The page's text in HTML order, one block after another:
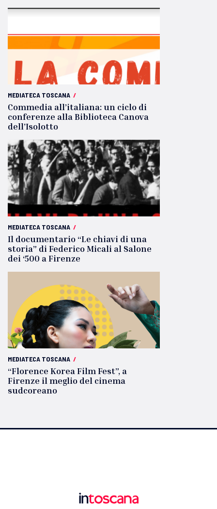
MEDIATECA TOSCANA /
Commedia all’italiana: un ciclo di
conferenze alla Biblioteca Canova
dell’Isolotto
MEDIATECA TOSCANA /
Il documentario “Le chiavi di una
storia” di Federico Micali al Salone
dei ‘500 a Firenze
MEDIATECA TOSCANA /
“Florence Korea Film Fest”, a
Firenze il meglio del cinema
sudcoreano